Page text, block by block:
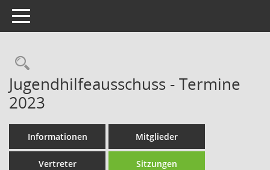
Toggle navigation
Rechercheauswahl
Jugendhilfeausschuss - Termine
2023
Informationen Mitglieder
Vertreter Sitzungen